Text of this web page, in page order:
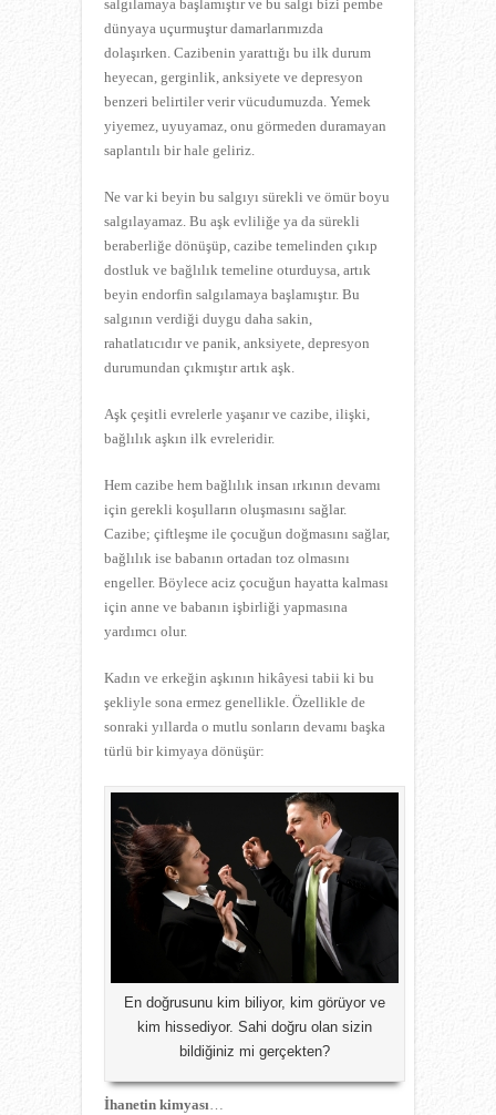
salgılamaya başlamıştır ve bu salgı bizi pembe
dünyaya uçurmuştur damarlarımızda
dolaşırken. Cazibenin yarattığı bu ilk durum
heyecan, gerginlik, anksiyete ve depresyon
benzeri belirtiler verir vücudumuzda. Yemek
yiyemez, uyuyamaz, onu görmeden duramayan
saplantılı bir hale geliriz.
Ne var ki beyin bu salgıyı sürekli ve ömür boyu
salgılayamaz. Bu aşk evliliğe ya da sürekli
beraberliğe dönüşüp, cazibe temelinden çıkıp
dostluk ve bağlılık temeline oturduysa, artık
beyin endorfin salgılamaya başlamıştır. Bu
salgının verdiği duygu daha sakin,
rahatlatıcıdır ve panik, anksiyete, depresyon
durumundan çıkmıştır artık aşk.
Aşk çeşitli evrelerle yaşanır ve cazibe, ilişki,
bağlılık aşkın ilk evreleridir.
Hem cazibe hem bağlılık insan ırkının devamı
için gerekli koşulların oluşmasını sağlar.
Cazibe; çiftleşme ile çocuğun doğmasını sağlar,
bağlılık ise babanın ortadan toz olmasını
engeller. Böylece aciz çocuğun hayatta kalması
için anne ve babanın işbirliği yapmasına
yardımcı olur.
Kadın ve erkeğin aşkının hikâyesi tabii ki bu
şekliyle sona ermez genellikle. Özellikle de
sonraki yıllarda o mutlu sonların devamı başka
türlü bir kimyaya dönüşür:
En doğrusunu kim biliyor, kim görüyor ve
kim hissediyor. Sahi doğru olan sizin
bildiğiniz mi gerçekten?
İhanetin kimyası…